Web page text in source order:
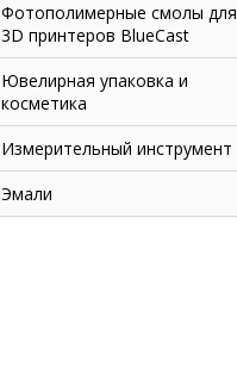
Фотополимерные смолы для
3D принтеров BlueCast
Ювелирная упаковка и
косметика
Измерительный инструмент
Эмали